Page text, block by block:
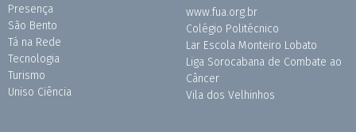
Presença
São Bento
Tá na Rede
Tecnologia
Turismo
Uniso Ciência
www.fua.org.br
Colégio Politécnico
Lar Escola Monteiro Lobato
Liga Sorocabana de Combate ao
Câncer
Vila dos Velhinhos